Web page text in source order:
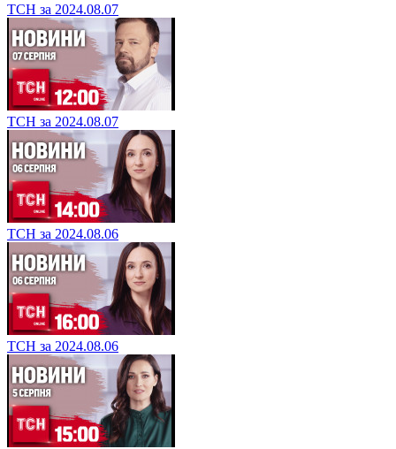
ТСН за 2024.08.07
ТСН за 2024.08.07
ТСН за 2024.08.06
ТСН за 2024.08.06